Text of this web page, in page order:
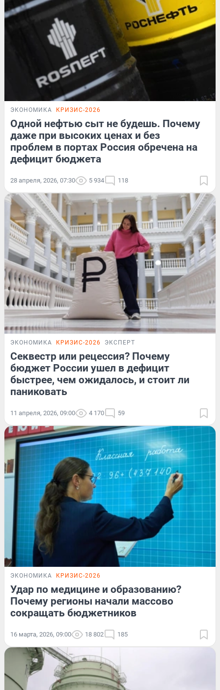
ЭКОНОМИКА КРИЗИС-2026
Одной нефтью сыт не будешь. Почему
даже при высоких ценах и без
проблем в портах Россия обречена на
дефицит бюджета
28 апреля, 2026, 07:30 5 934 118
ЭКОНОМИКА КРИЗИС-2026 ЭКСПЕРТ
Секвестр или рецессия? Почему
бюджет России ушел в дефицит
быстрее, чем ожидалось, и стоит ли
паниковать
11 апреля, 2026, 09:00 4 170 59
ЭКОНОМИКА КРИЗИС-2026
Удар по медицине и образованию?
Почему регионы начали массово
сокращать бюджетников
16 марта, 2026, 09:00 18 802 185